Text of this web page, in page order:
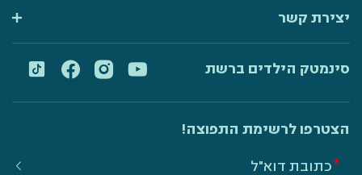
יצירת קשר
הצטרפו לרשימת התפוצה!
סינמטק הילדים ברשת